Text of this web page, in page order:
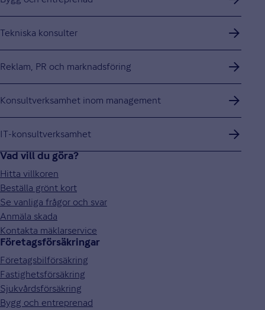
Tekniska konsulter
Reklam, PR och marknadsföring
Konsultverksamhet inom management
IT-konsultverksamhet
Vad vill du göra?
Hitta villkoren
Beställa grönt kort
Se vanliga frågor och svar
Anmäla skada
Kontakta mäklarservice
Företagsförsäkringar
Företagsbilförsäkring
Fastighetsförsäkring
Sjukvårdsförsäkring
Bygg och entreprenad